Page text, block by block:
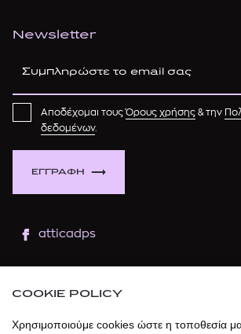
Newsletter
ΕΓΓΡΑΦΗ
Αποδέχομαι τουςΌρους χρήσης & την
δεδομένων.
atticadps
atticadps
COOKIE POLICY
Χρησιμοποιούμε cookies ώστε η τοποθεσία